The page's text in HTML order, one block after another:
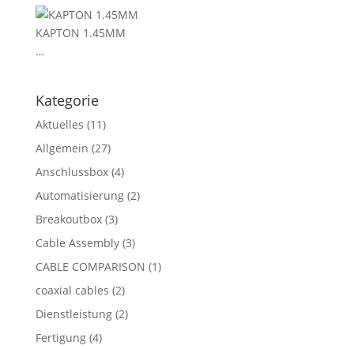
KAPTON 1.45MM
…
Kategorie
Aktuelles (11)
Allgemein (27)
Anschlussbox(4)
Automatisierung(2)
Breakoutbox(3)
Cable Assembly(3)
CABLE COMPARISON (1)
coaxial cables (2)
Dienstleistung(2)
Fertigung(4)